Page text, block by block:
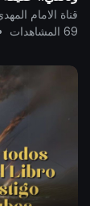
قناة الامام
69 المشاهدات